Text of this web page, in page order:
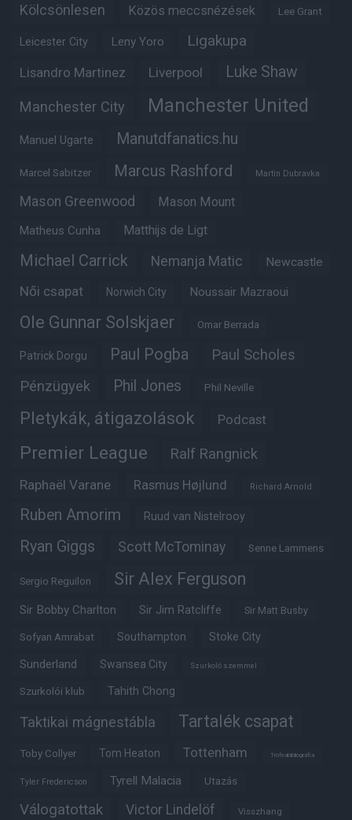
Kölcsönlesen Közös meccsnézések Lee Grant
Leicester City Leny Yoro Ligakupa
Lisandro Martinez Liverpool Luke Shaw
Manchester City Manchester United
Manuel Ugarte Manutdfanatics.hu
Marcel Sabitzer Marcus Rashford Martin Dubravka
Mason Greenwood Mason Mount
Matheus Cunha Matthijs de Ligt
Michael Carrick Nemanja Matic Newcastle
Női csapat Norwich City Noussair Mazraoui
Ole Gunnar Solskjaer Omar Berrada
Patrick Dorgu Paul Pogba Paul Scholes
Pénzügyek Phil Jones Phil Neville
Pletykák, átigazolások Podcast
Premier League Ralf Rangnick
Raphaël Varane Rasmus Højlund Richard Arnold
Ruben Amorim Ruud van Nistelrooy
Ryan Giggs Scott McTominay Senne Lammens
Sergio Reguilon Sir Alex Ferguson
Sir Bobby Charlton Sir Jim Ratcliffe Sir Matt Busby
Sofyan Amrabat Southampton Stoke City
Sunderland Swansea City Szurkoló szemmel
Szurkolói klub Tahith Chong
Taktikai mágnestábla Tartalék csapat
Toby Collyer Tom Heaton Tottenham Trófeabibliográfia
Tyler Fredericson Tyrell Malacia Utazás
Válogatottak Victor Lindelöf Visszhang